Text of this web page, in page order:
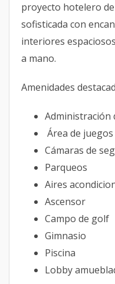
proyecto hotelero
sofisticada con
interiores
a mano.
Amenidades
Administración
Área de
Cámaras de
Parqueos
Aires
Ascensor
Campo de golf
Gimnasio
Piscina
Lobby